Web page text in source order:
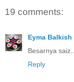
19 comments:
Eyma Balkish
Besarnya
Reply